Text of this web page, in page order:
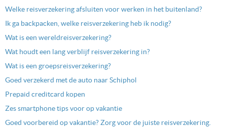
Welke reisverzekering afsluiten voor werken in het buitenland?
Ik ga backpacken, welke reisverzekering heb ik nodig?
Wat is een wereldreisverzekering?
Wat houdt een lang verblijf reisverzekering in?
Wat is een groepsreisverzekering?
Goed verzekerd met de auto naar Schiphol
Prepaid creditcard kopen
Zes smartphone tips voor op vakantie
Goed voorbereid op vakantie? Zorg voor de juiste reisverzekering.